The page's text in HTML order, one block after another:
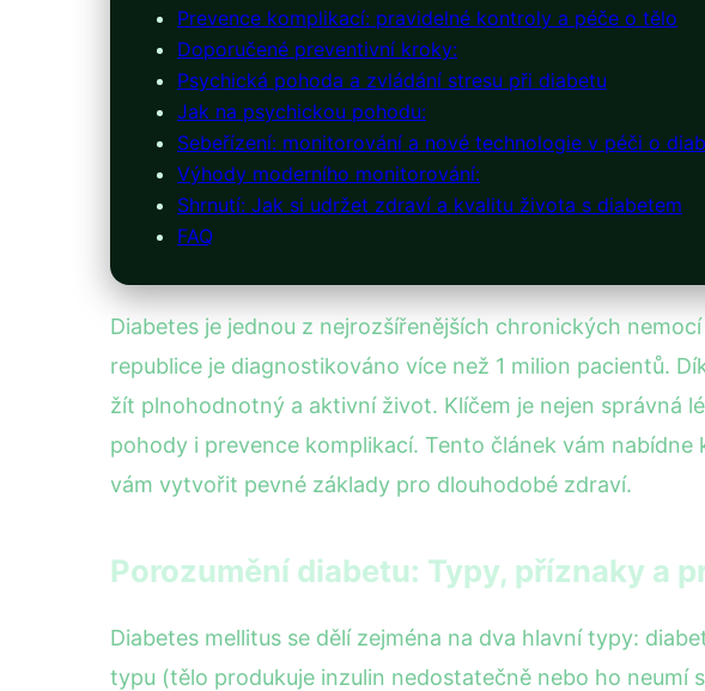
Prevence komplikací: pravidelné kontroly a péče o tělo
Doporučené preventivní kroky:
Psychická pohoda a zvládání stresu při diabetu
Jak na psychickou pohodu:
Sebeřízení: monitorování a nové technologie v péči o
Výhody moderního monitorování:
Shrnutí: Jak si udržet zdraví a kvalitu života s diabetem
FAQ
Diabetes je jednou z nejrozšířenějších chronických
republice je diagnostikováno více než 1 milion pacientů.
žít plnohodnotný a aktivní život. Klíčem je nejen správná
pohody i prevence komplikací. Tento článek vám
vám vytvořit pevné základy pro dlouhodobé zdraví.
Porozumění diabetu: Typy, příznaky a
Diabetes mellitus se dělí zejména na dva hlavní typy:
typu (tělo produkuje inzulin nedostatečně nebo ho neumí